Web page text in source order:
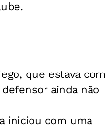
que estava com
ainda não
iniciou com uma